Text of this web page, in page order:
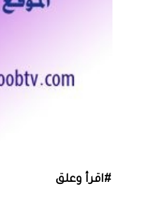
#اقرأ وعلق